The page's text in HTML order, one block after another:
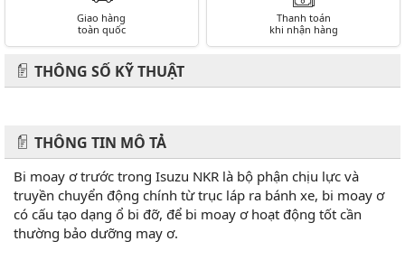
Giao hàng
toàn quốc
Thanh toán
khi nhận hàng
THÔNG SỐ KỸ THUẬT
THÔNG TIN MÔ TẢ
Bi moay ơ trước trong Isuzu NKR là bộ phận chịu lực và
truyền chuyển động chính từ trục láp ra bánh xe, bi moay ơ
có cấu tạo dạng ổ bi đỡ, để bi moay ơ hoạt động tốt cần
thường bảo dưỡng may ơ.